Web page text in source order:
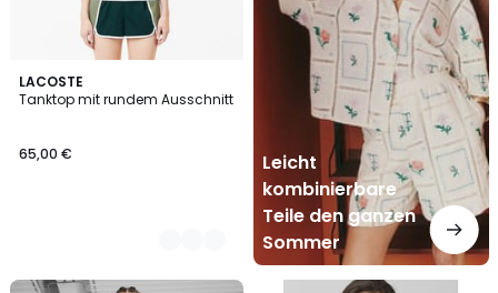
LACOSTE
Tanktop mit rundem Ausschnitt
65,00 €
2
Farben
Leicht
kombinierbare
Teile den ganzen
Sommer